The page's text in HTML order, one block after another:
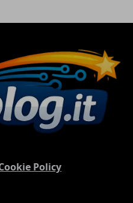
Policy